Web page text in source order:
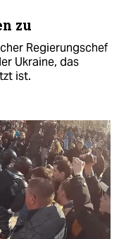
zu
Regierungschef
Ukraine, das
ist.